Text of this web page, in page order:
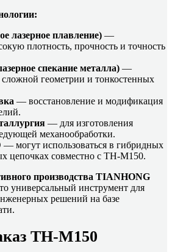
лазерное плавление) —
плотность, прочность и точность
спекание металла) —
сложной геометрии и тонкостенных
— восстановление и модификация
— для изготовления
механообработки.
— могут использоваться в гибридных
цепочках совместно с TH-M150.
производства TIANHONG
универсальный инструмент для
решений на базе
TH-M150